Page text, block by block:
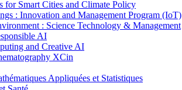
Smart Cities and Climate Policy
: Innovation and Management Program (IoT)
: Science Technology & Management
AI
and Creative AI
XCin
Appliquées et Statistiques